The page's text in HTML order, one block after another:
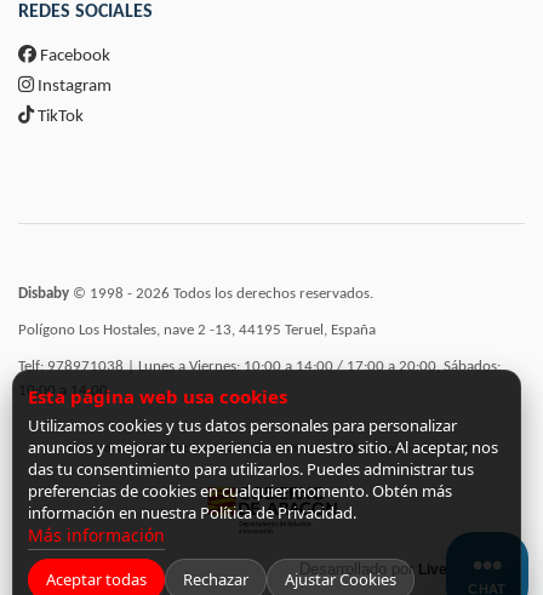
REDES SOCIALES
Facebook
Instagram
TikTok
Disbaby © 1998 - 2026 Todos los derechos reservados.
Polígono Los Hostales, nave 2 -13, 44195 Teruel, España
Telf: 978971038 | Lunes a Viernes: 10:00 a 14:00 / 17:00 a 20:00, Sábados:
10:00 a 14:00
Incorporación de funcionalidades semánticas a la web subvencionadas por:
Desarrollado por LiveCommerce
Esta página web usa cookies
Utilizamos cookies y tus datos personales para personalizar
anuncios y mejorar tu experiencia en nuestro sitio. Al aceptar, nos
das tu consentimiento para utilizarlos. Puedes administrar tus
preferencias de cookies en cualquier momento. Obtén más
información en nuestra Política de Privacidad.
Más información
Aceptar todas Rechazar Ajustar Cookies